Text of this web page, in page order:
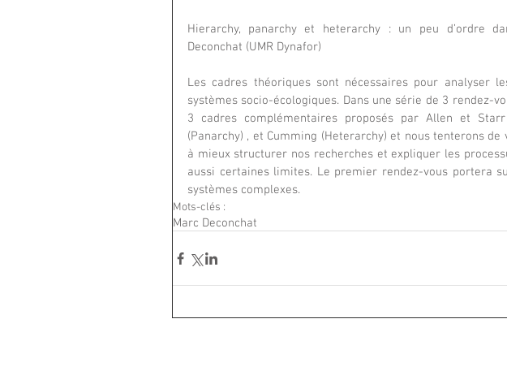
Hierarchy, panarchy et heterarchy : un peu d’ordre
Deconchat (UMR Dynafor)
Les cadres théoriques sont nécessaires pour analyser
systèmes socio-écologiques. Dans une série de 3 rendez-
3 cadres complémentaires proposés par Allen et
(Panarchy) , et Cumming (Heterarchy) et nous tenterons
à mieux structurer nos recherches et expliquer les
aussi certaines limites. Le premier rendez-vous portera
systèmes complexes.
Mots-clés :
Marc Deconchat